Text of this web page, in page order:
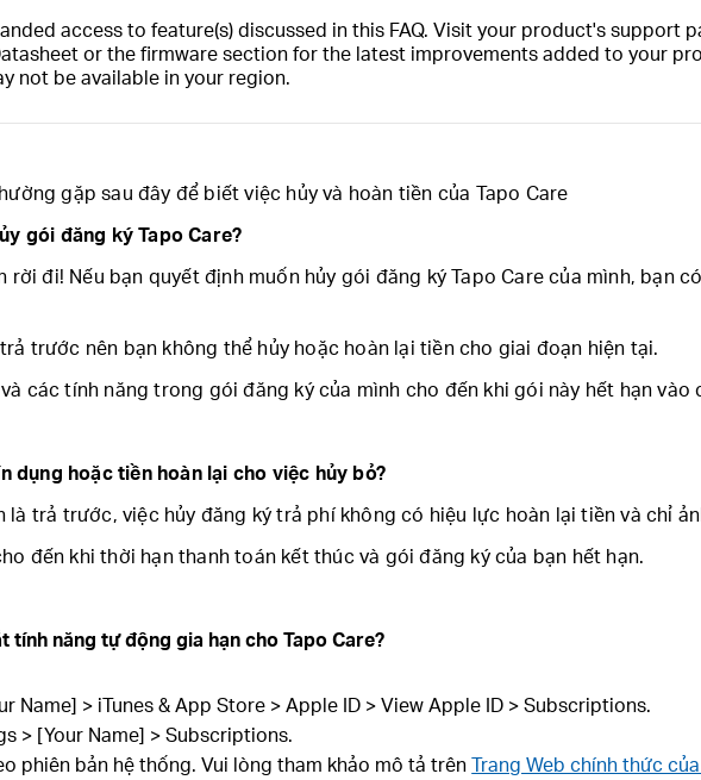
access to feature(s) discussed in this FAQ. Visit your product's
or the firmware section for the latest improvements added to your
not be available in your region.
gặp sau đây để biết việc hủy và hoàn tiền của Tapo Care
gói đăng ký Tapo Care?
đi! Nếu bạn quyết định muốn hủy gói đăng ký Tapo Care của mình, bạn
trước nên bạn không thể hủy hoặc hoàn lại tiền cho giai đoạn hiện tại.
các tính năng trong gói đăng ký của mình cho đến khi gói này hết hạn
dụng hoặc tiền hoàn lại cho việc hủy bỏ?
là trả trước, việc hủy đăng ký trả phí không có hiệu lực hoàn lại tiền và chỉ
đến khi thời hạn thanh toán kết thúc và gói đăng ký của bạn hết hạn.
tính năng tự động gia hạn cho Tapo Care?
Name] > iTunes & App Store > Apple ID > View Apple ID > Subscriptions.
> [Your Name] > Subscriptions.
phiên bản hệ thống. Vui lòng tham khảo mô tả trênTrang Web chính thức